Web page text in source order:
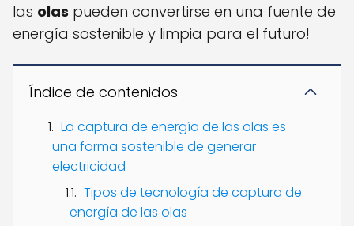
las olas pueden convertirse en una fuente de
energía sostenible y limpia para el futuro!
Índice de contenidos
La captura de energía de las olas es
una forma sostenible de generar
electricidad
Tipos de tecnología de captura de
energía de las olas